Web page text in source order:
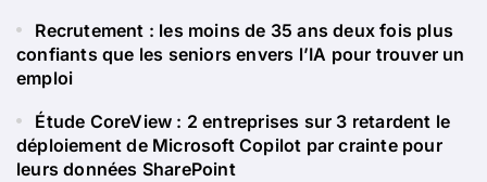
Recrutement : les moins de 35 ans deux fois plus
confiants que les seniors envers l’IA pour trouver un
emploi
Étude CoreView : 2 entreprises sur 3 retardent le
déploiement de Microsoft Copilot par crainte pour
leurs données SharePoint